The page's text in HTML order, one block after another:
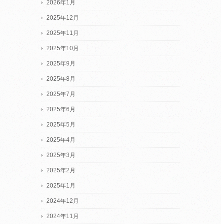
2026年1月
2025年12月
2025年11月
2025年10月
2025年9月
2025年8月
2025年7月
2025年6月
2025年5月
2025年4月
2025年3月
2025年2月
2025年1月
2024年12月
2024年11月